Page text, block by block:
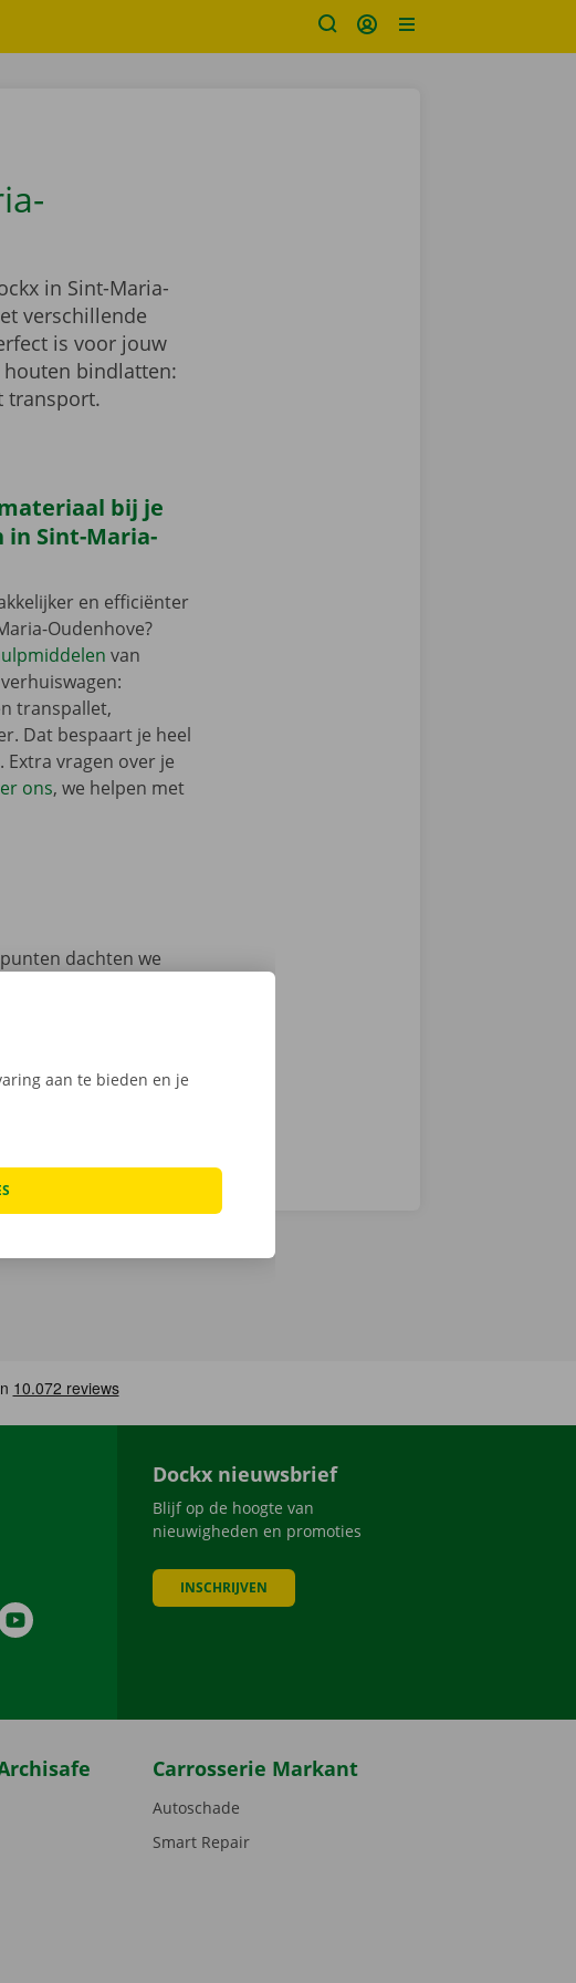
in Sint-Maria-
verschillende
is voor jouw
houten bindlatten:
transport.
bij je
in Sint-Maria-
en efficiënter
Oudenhove?
van
transpallet,
Dat bespaart je heel
vragen over je
ons, we helpen met
dachten we
YouTube
Dockx nieuwsbrief
Blijf op de hoogte van
nieuwigheden en promoties
INSCHRIJVEN
Carrosserie Markant
Autoschade
Smart Repair
aan te bieden en je